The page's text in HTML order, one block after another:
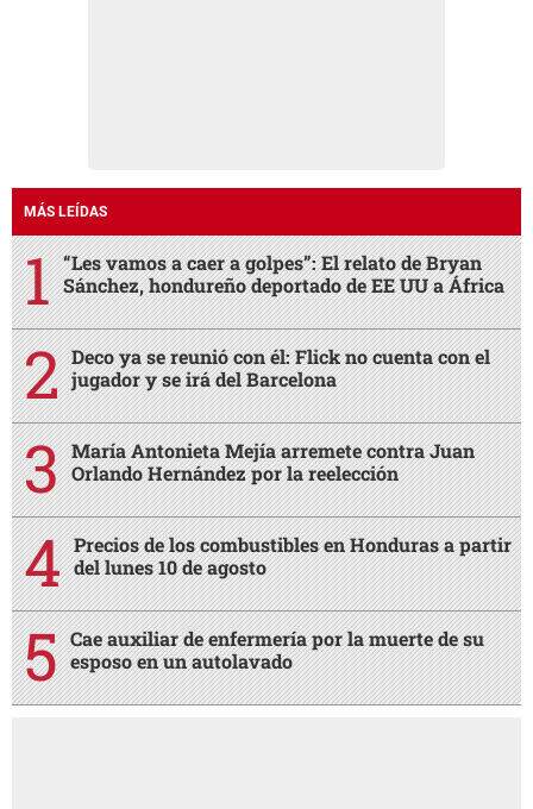
MÁS LEÍDAS
“Les vamos a caer a golpes”: El relato de Bryan
Sánchez, hondureño deportado de EE UU a África
Deco ya se reunió con él: Flick no cuenta con el
jugador y se irá del Barcelona
María Antonieta Mejía arremete contra Juan
Orlando Hernández por la reelección
Precios de los combustibles en Honduras a partir
del lunes 10 de agosto
Cae auxiliar de enfermería por la muerte de su
esposo en un autolavado